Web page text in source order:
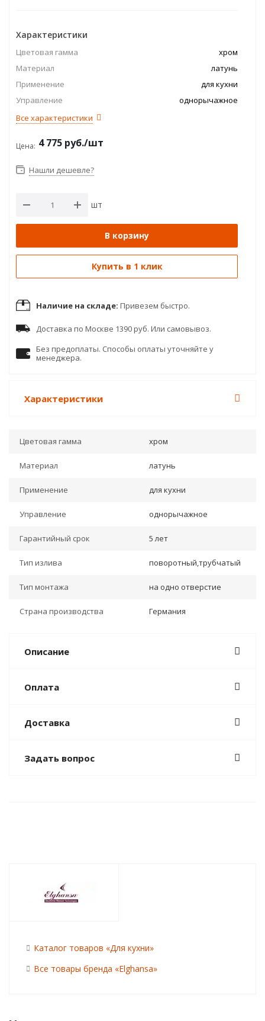
Характеристики
Цветовая гамма
хром
Материал
латунь
Применение
для кухни
Управление
однорычажное
Все характеристики
Цена: 4 775 руб./шт
Нашли дешевле?
шт
В корзину
Купить в 1 клик
Наличие на складе: Привезем быстро.
Доставка по Москве 1390 руб. Или самовывоз.
Без предоплаты. Способы оплаты уточняйте у
менеджера.
Характеристики
Цветовая гамма хром
Материал латунь
Применение для кухни
Управление однорычажное
Гарантийный срок 5 лет
Тип излива поворотный,трубчатый
Тип монтажа на одно отверстие
Страна производства Германия
Описание
Оплата
Доставка
Задать вопрос
Каталог товаров «Для кухни»
Все товары бренда «Elghansa»